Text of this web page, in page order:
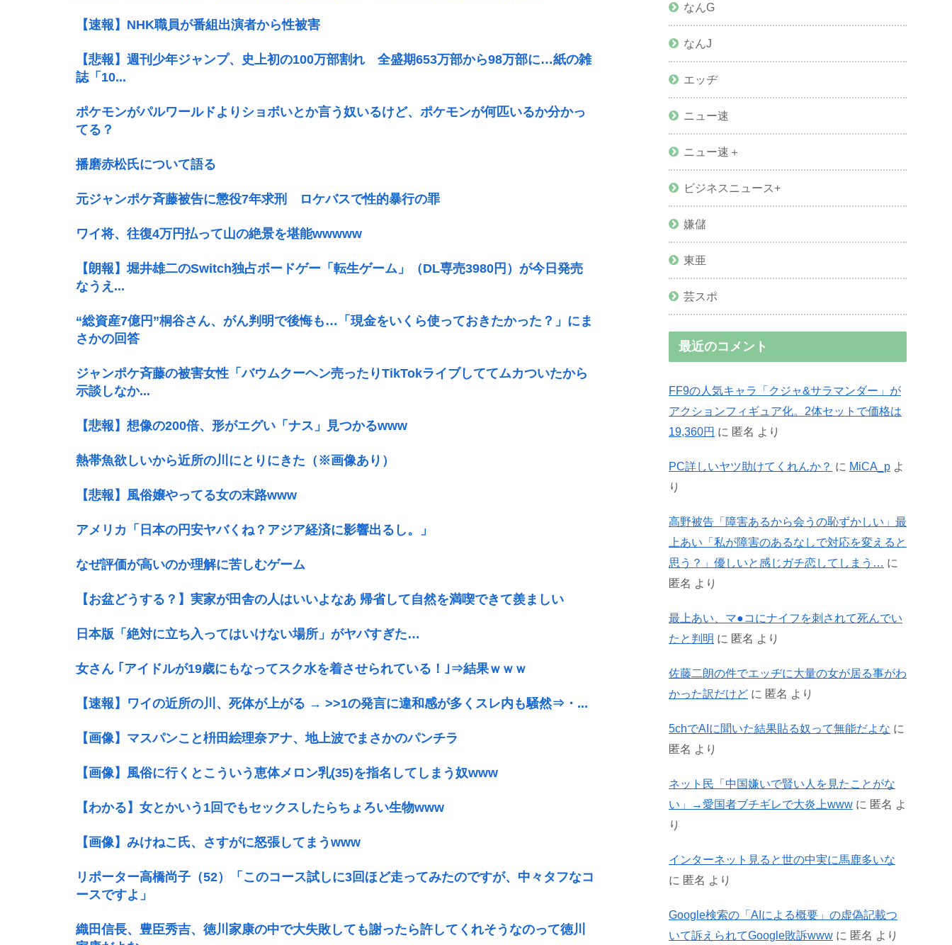
【速報】NHK職員が番組出演者から性被害
【悲報】週刊少年ジャンプ、史上初の100万部割れ 全盛期653万部から98万部に…紙の雑
誌「10...
ポケモンがパルワールドよりショボいとか言う奴いるけど、ポケモンが何匹いるか分かっ
てる？
播磨赤松氏について語る
元ジャンポケ斉藤被告に懲役7年求刑 ロケバスで性的暴行の罪
ワイ将、往復4万円払って山の絶景を堪能wwwww
【朗報】堀井雄二のSwitch独占ボードゲー「転生ゲーム」（DL専売3980円）が今日発売
なうえ...
“総資産7億円”桐谷さん、がん判明で後悔も…「現金をいくら使っておきたかった？」にま
さかの回答
ジャンポケ斉藤の被害女性「バウムクーヘン売ったりTikTokライブしててムカついたから
示談しなか...
【悲報】想像の200倍、形がエグい「ナス」見つかるwww
熱帯魚欲しいから近所の川にとりにきた（※画像あり）
【悲報】風俗嬢やってる女の末路www
アメリカ「日本の円安ヤバくね？アジア経済に影響出るし。」
なぜ評価が高いのか理解に苦しむゲーム
【お盆どうする？】実家が田舎の人はいいよなあ 帰省して自然を満喫できて羨ましい
日本版「絶対に立ち入ってはいけない場所」がヤバすぎた…
女さん ｢アイドルが19歳にもなってスク水を着させられている！｣⇒結果ｗｗｗ
【速報】ワイの近所の川、死体が上がる → >>1の発言に違和感が多くスレ内も騒然⇒・...
【画像】マスパンこと枡田絵理奈アナ、地上波でまさかのパンチラ
【画像】風俗に行くとこういう恵体メロン乳(35)を指名してしまう奴www
【わかる】女とかいう1回でもセックスしたらちょろい生物www
【画像】みけねこ氏、さすがに怒張してまうwww
リポーター高橋尚子（52）「このコース試しに3回ほど走ってみたのですが、中々タフなコ
ースですよ」
織田信長、豊臣秀吉、徳川家康の中で大失敗しても謝ったら許してくれそうなのって徳川
なんG
なんJ
エッヂ
ニュー速
ニュー速＋
ビジネスニュース+
嫌儲
東亜
芸スポ
最近のコメント
FF9の人気キャラ「クジャ&サラマンダー」が
アクションフィギュア化。2体セットで価格は
19,360円 に 匿名 より
PC詳しいヤツ助けてくれんか？ に MiCA_p よ
り
高野被告「障害あるから会うの恥ずかしい」最
上あい「私が障害のあるなしで対応を変えると
思う？」優しいと感じガチ恋してしまう…
に
匿名 より
最上あい、マ●コにナイフを刺されて死んでい
たと判明 に 匿名 より
佐藤二朗の件でエッヂに大量の女が居る事がわ
かった訳だけど に 匿名 より
5chでAIに聞いた結果貼る奴って無能だよな に
匿名 より
ネット民「中国嫌いで賢い人を見たことがな
い」→愛国者ブチギレで大炎上www に 匿名 よ
り
インターネット見ると世の中実に馬鹿多いな
に 匿名 より
Google検索の「AIによる概要」の虚偽記載つ
いて訴えられてGoogle敗訴www に 匿名 より